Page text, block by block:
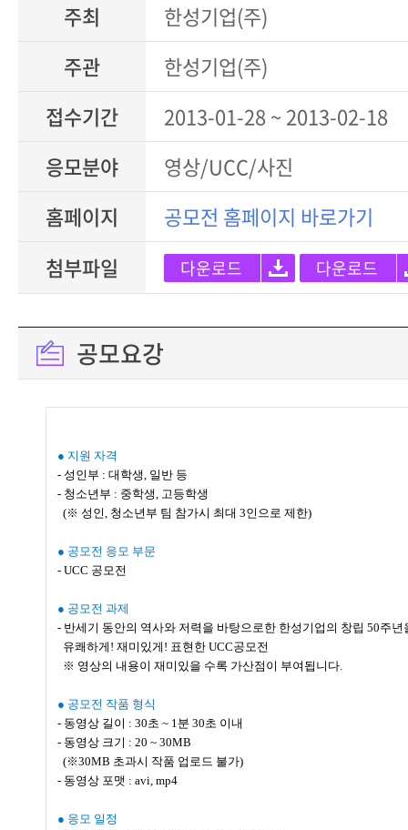
주최
한성기업(주)
주관
한성기업(주)
접수기간
2013-01-28 ~ 2013-02-18
응모분야
영상/UCC/사진
홈페이지
공모전 홈페이지 바로가기
첨부파일
다운로드 다운로드
공모요강
● 지원 자격
- 성인부 : 대학생, 일반 등
- 청소년부 : 중학생, 고등학생
(※ 성인, 청소년부 팀 참가시 최대 3인으로 제한)
● 공모전 응모 부문
- UCC 공모전
● 공모전 과제
- 반세기 동안의 역사와 저력을 바탕으로한 한성기업의 창립 50주
유쾌하게! 재미있게! 표현한 UCC공모전
※ 영상의 내용이 재미있을 수록 가산점이 부여됩니다.
● 공모전 작품 형식
- 동영상 길이 : 30초 ~ 1분 30초 이내
- 동영상 크기 : 20 ~ 30MB
(※30MB 초과시 작품 업로드 불가)
- 동영상 포맷 : avi, mp4
● 응모 일정